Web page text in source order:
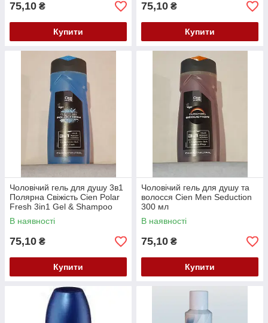
75,10 ₴
Купити
75,10 ₴
Купити
Чоловічий гель для душу 3в1
Полярна Свіжість Cien Polar
Fresh 3in1 Gel & Shampoo
300 мл
В наявності
75,10 ₴
Купити
Чоловічий гель для душу та
волосся Cien Men Seduction
300 мл
В наявності
75,10 ₴
Купити